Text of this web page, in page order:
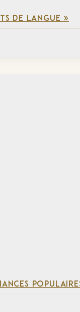
DE LANGUE »